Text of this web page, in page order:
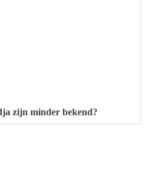
zijn minder bekend?